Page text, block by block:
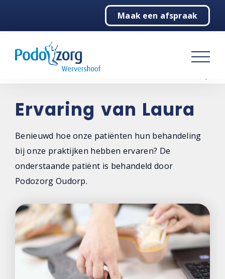
Maak een afspraak
Podologie
Contact
Ervaring van Laura
Benieuwd hoe onze patiënten hun behandeling
bij onze praktijken hebben ervaren? De
onderstaande patiënt is behandeld door
Podozorg Oudorp.